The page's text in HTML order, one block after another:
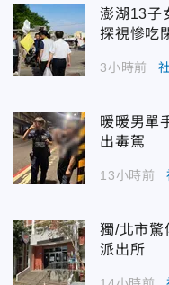
澎湖13子
探視慘吃
3小時前
暖暖男單
出毒駕
13小時前
獨/北市
派出所